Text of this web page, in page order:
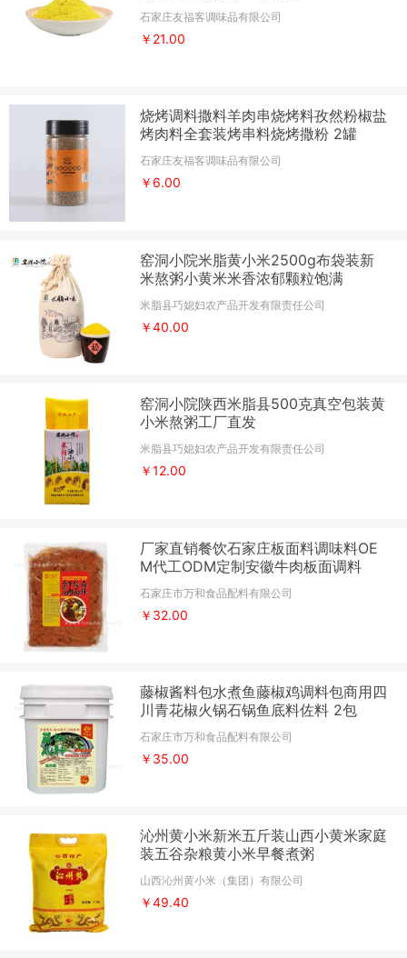
石家庄友福客调味品有限公司
￥21.00
烧烤调料撒料羊肉串烧烤料孜然粉椒盐
烤肉料全套装烤串料烧烤撒粉 2罐
石家庄友福客调味品有限公司
￥6.00
窑洞小院米脂黄小米2500g布袋装新
米熬粥小黄米米香浓郁颗粒饱满
米脂县巧媳妇农产品开发有限责任公司
￥40.00
窑洞小院陕西米脂县500克真空包装黄
小米熬粥工厂直发
米脂县巧媳妇农产品开发有限责任公司
￥12.00
厂家直销餐饮石家庄板面料调味料OE
M代工ODM定制安徽牛肉板面调料
石家庄市万和食品配料有限公司
￥32.00
藤椒酱料包水煮鱼藤椒鸡调料包商用四
川青花椒火锅石锅鱼底料佐料 2包
石家庄市万和食品配料有限公司
￥35.00
沁州黄小米新米五斤装山西小黄米家庭
装五谷杂粮黄小米早餐煮粥
山西沁州黄小米（集团）有限公司
￥49.40